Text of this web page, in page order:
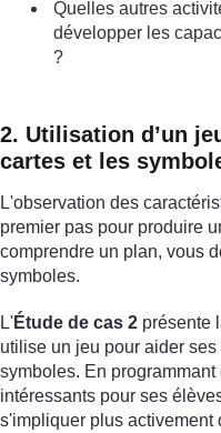
Quelles autres
développer les
?
2. Utilisation d’un
cartes et les
L'observation des
premier pas pour produire
comprendre un plan, vous
symboles.
L'Étude de cas 2 présente
utilise un jeu pour aider
symboles. En
intéressants pour ses
s'impliquer plus activement